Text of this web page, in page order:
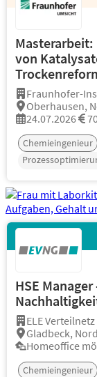
von
Fraunhofer-
Oberhausen,
24.07.2026
Chemieingenieur
HSE
ELE
Gladbeck,
Homeoffice
Chemieingenieur